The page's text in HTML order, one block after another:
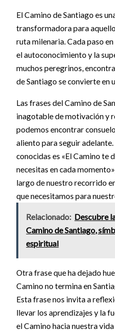
El Camino de Santiago es
transformadora para
ruta milenaria. Cada paso
el autoconocimiento y la
muchos peregrinos,
de Santiago se convierte
Las frases del Camino de
inagotable de motivación y
podemos encontrar
aliento para seguir adelante.
conocidas es «El Camino te
necesitas en cada
largo de nuestro recorrido
que necesitamos para
Relacionado: Descubre
Camino de Santiago,
espiritual
Otra frase que ha dejado
Camino no termina en
Esta frase nos invita a
llevar los aprendizajes y la
el Camino hacia nuestra